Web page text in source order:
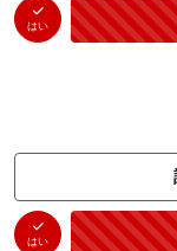
はい
はい